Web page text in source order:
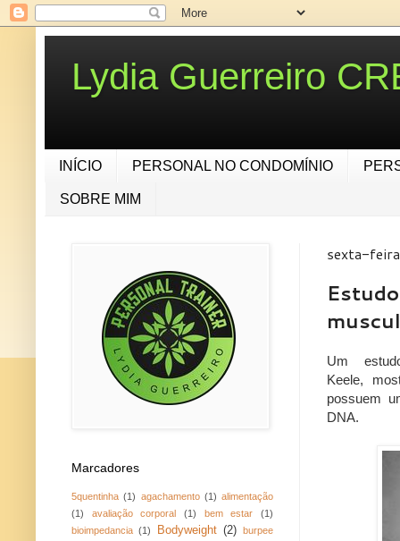
Lydia Guerreiro
INÍCIO PERSONAL NO CONDOMÍNIO
SOBRE MIM
sexta-
Um
Keele,
possuem
DNA.
Marcadores
5quentinha (1) agachamento (1) alimentação
(1)
avaliação corporal (1) bem estar
(1)
bioimpedancia (1) Bodyweight (2)
burpee